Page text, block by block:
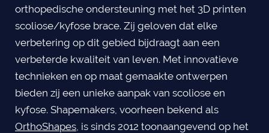
orthopedische ondersteuning met het 3D printen
scoliose/kyfose brace. Zij geloven dat elke
verbetering op dit gebied bijdraagt aan een
verbeterde kwaliteit van leven. Met innovatieve
technieken en op maat gemaakte ontwerpen
bieden zij een unieke aanpak van scoliose en
kyfose. Shapemakers, voorheen bekend als
OrthoShapes, is sinds 2012 toonaangevend op het